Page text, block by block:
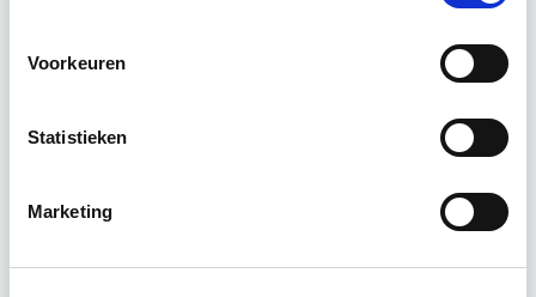
Voorkeuren
Statistieken
Marketing4 uur per week
Eerstvolgende startdatum